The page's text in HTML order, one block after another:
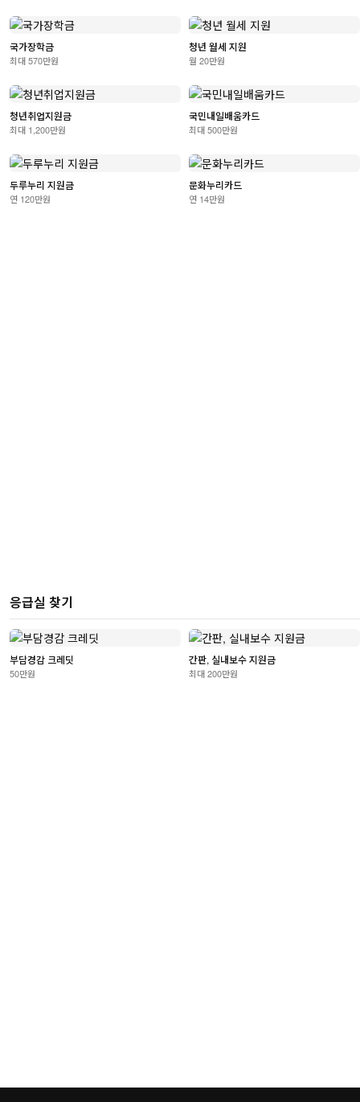
국가장학금
최대 570만원
청년 월세 지원
월 20만원
청년취업지원금
최대 1,200만원
국민내일배움카드
최대 500만원
두루누리 지원금
연 120만원
문화누리카드
연 14만원
응급실 찾기
부담경감 크레딧
50만원
간판, 실내보수 지원금
최대 200만원